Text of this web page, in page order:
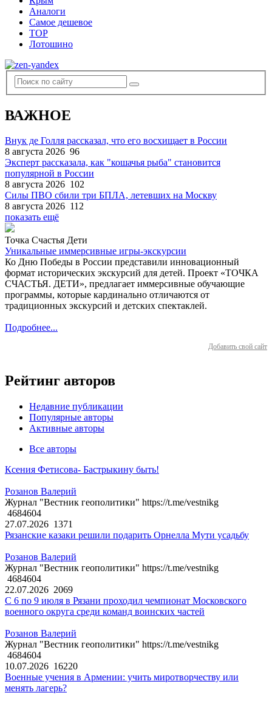
Аналоги
Самое дешевое
TOP
Лотошино
ВАЖНОЕ
Внук де Голля рассказал, что его восхищает в России
8 августа 2026 96
Эксперт рассказала, как "кошачья рыба" становится
популярной в России
8 августа 2026 102
Силы ПВО сбили три БПЛА, летевших на Москву
8 августа 2026 112
показать ещё
Точка Счастья Дети
Уникальные иммерсивные игры-экскурсии
Ко Дню Победы в России представили инновационный
формат исторических экскурсий для детей. Проект «ТОЧКА
СЧАСТЬЯ. ДЕТИ», предлагает иммерсивные обучающие
программы, которые кардинально отличаются от
традиционных экскурсий и детских спектаклей.
Подробнее...
Добавить свой сайт
Рейтинг авторов
Недавние публикации
Популярные авторы
Активные авторы
Все авторы
Ксения Фетисова- Бастрыкину быть!
Розанов Валерий
Журнал "Вестник геополитики" https://t.me/vestnikg
4684604
27.07.2026 1371
Рязанские казаки решили подарить Орнелла Мути усадьбу
Розанов Валерий
Журнал "Вестник геополитики" https://t.me/vestnikg
4684604
22.07.2026 2069
С 6 по 9 июля в Рязани проходил чемпионат Московского
военного округа среди команд воинских частей
Розанов Валерий
Журнал "Вестник геополитики" https://t.me/vestnikg
4684604
10.07.2026 16220
Военные учения в Армении: учить миротворчеству или
менять лагерь?